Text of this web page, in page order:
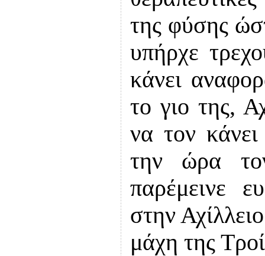
της φύσης
υπήρχε
κάνει
το γιο της,
να τον
την ώρα
παρέμεινε
στην
μάχη της